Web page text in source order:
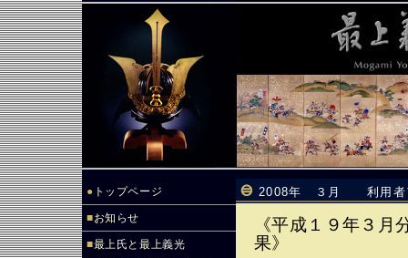
● トップページ
■お知らせ
■最上氏と最上義光
2008年 ３月 利用者
《平成１９年３
果》